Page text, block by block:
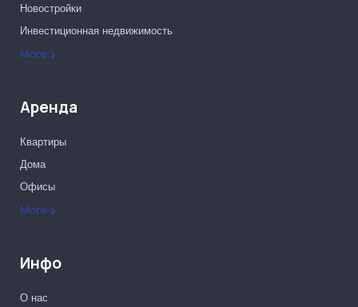
More
Новостройки
Инвестиционная недвижимость
Офисы
Аренда
More
Квартиры
Дома
Офисы
Инфо
О нас